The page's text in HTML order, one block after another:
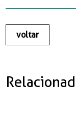
voltar